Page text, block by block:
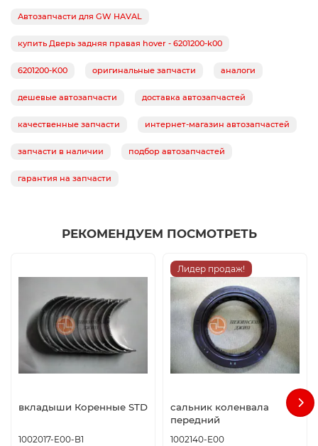
Автозапчасти для GW HAVAL
купить Дверь задняя правая hover - 6201200-k00
6201200-K00 оригинальные запчасти аналоги
дешевые автозапчасти доставка автозапчастей
качественные запчасти интернет-магазин автозапчастей
запчасти в наличии подбор автозапчастей
гарантия на запчасти
РЕКОМЕНДУЕМ ПОСМОТРЕТЬ
вкладыши Коренные STD
1002017-E00-B1
Лидер продаж!
сальник коленвала
передний
1002140-E00